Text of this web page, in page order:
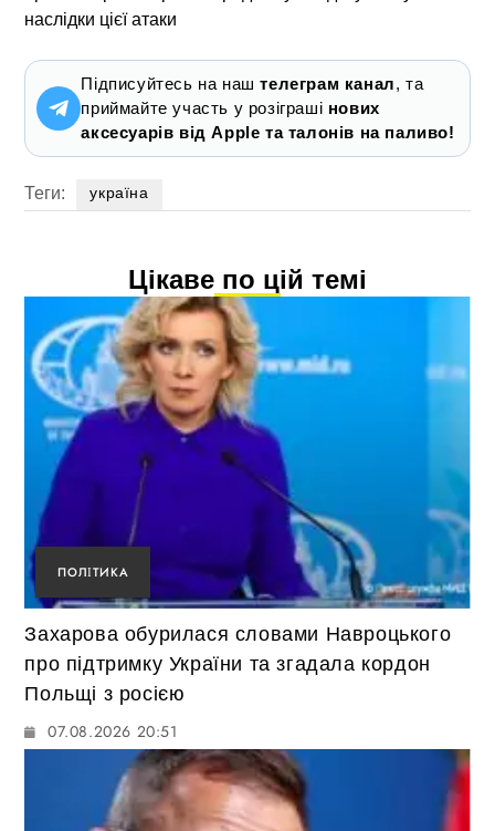
наслідки цієї атаки
Підписуйтесь на наштелеграм канал, та
приймайте участь у розіграші нових
аксесуарів від Apple та талонів на паливо!
Теги: україна
Цікаве по цій темі
ПОЛІТИКА
Захарова обурилася словами Навроцького
про підтримку України та згадала кордон
Польщі з росією
07.08.2026 20:51